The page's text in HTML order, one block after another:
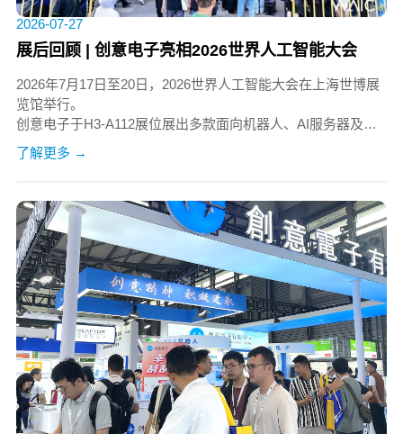
2026-07-27
展后回顾 | 创意电子亮相2026世界人工智能大会
2026年7月17日至20日，2026世界人工智能大会在上海世博展
览馆举行。
创意电子于H3-A112展位展出多款面向机器人、AI服务器及智
能硬件领域的高性能元器件，
获多领域专业观众关注。
了解更多 →